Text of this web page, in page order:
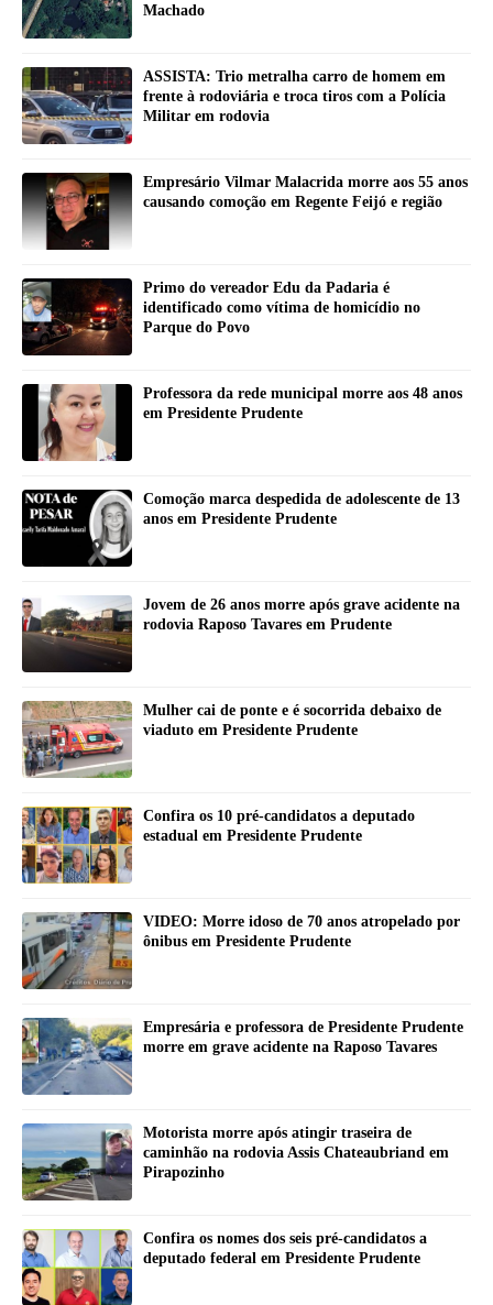
Machado
ASSISTA: Trio metralha carro de homem em
frente à rodoviária e troca tiros com a Polícia
Militar em rodovia
Empresário Vilmar Malacrida morre aos 55 anos
causando comoção em Regente Feijó e região
Primo do vereador Edu da Padaria é
identificado como vítima de homicídio no
Parque do Povo
Professora da rede municipal morre aos 48 anos
em Presidente Prudente
Comoção marca despedida de adolescente de 13
anos em Presidente Prudente
Jovem de 26 anos morre após grave acidente na
rodovia Raposo Tavares em Prudente
Mulher cai de ponte e é socorrida debaixo de
viaduto em Presidente Prudente
Confira os 10 pré-candidatos a deputado
estadual em Presidente Prudente
VIDEO: Morre idoso de 70 anos atropelado por
ônibus em Presidente Prudente
Empresária e professora de Presidente Prudente
morre em grave acidente na Raposo Tavares
Motorista morre após atingir traseira de
caminhão na rodovia Assis Chateaubriand em
Pirapozinho
Confira os nomes dos seis pré-candidatos a
deputado federal em Presidente Prudente